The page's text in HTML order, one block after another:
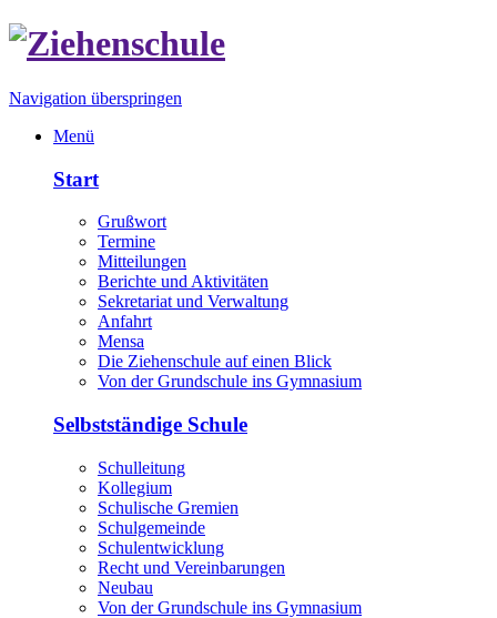
Navigation überspringen
Menü
Start
Grußwort
Termine
Mitteilungen
Berichte und Aktivitäten
Sekretariat und Verwaltung
Anfahrt
Mensa
Die Ziehenschule auf einen Blick
Von der Grundschule ins Gymnasium
Selbstständige Schule
Schulleitung
Kollegium
Schulische Gremien
Schulgemeinde
Schulentwicklung
Recht und Vereinbarungen
Neubau
Von der Grundschule ins Gymnasium